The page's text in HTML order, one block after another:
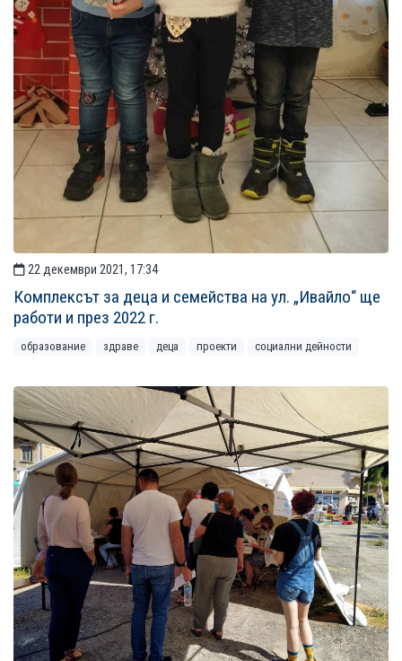
22 декември 2021, 17:34
Комплексът за деца и семейства на ул. „Ивайло“ ще
работи и през 2022 г.
образование здраве деца проекти социални дейности